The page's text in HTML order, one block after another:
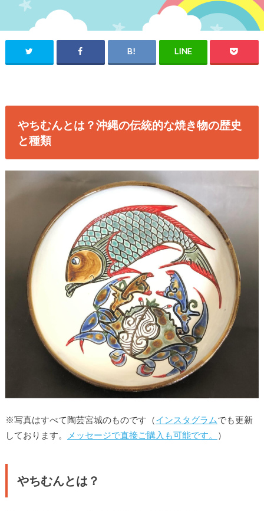
やちむんとは？沖縄の伝統的な焼き物の歴史
と種類
※写真はすべて陶芸宮城のものです（インスタグラムでも更新
しております。
メッセージで直接ご購入も可能です。 ）
やちむんとは？